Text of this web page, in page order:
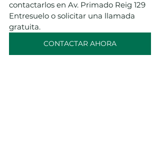
contactarlos en Av. Primado Reig 129
Entresuelo o solicitar una llamada
gratuita.
CONTACTAR AHORA